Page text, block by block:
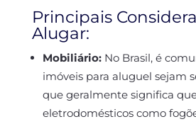
Principais
Alugar:
Mobiliário:No Brasil, é
imóveis para aluguel sejam
que geralmente significa
eletrodomésticos como